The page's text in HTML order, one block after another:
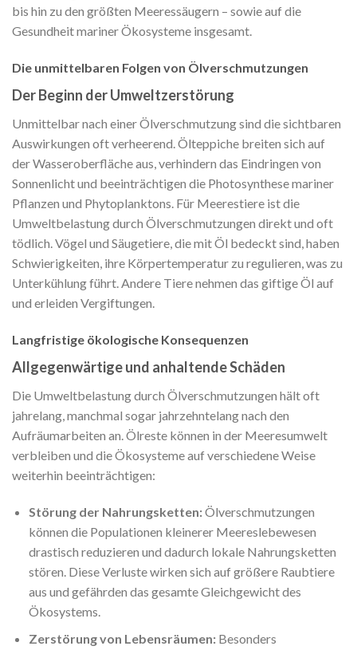
bis hin zu den größten Meeressäugern – sowie auf die
Gesundheit mariner Ökosysteme insgesamt.
Die unmittelbaren Folgen von Ölverschmutzungen
Der Beginn der Umweltzerstörung
Unmittelbar nach einer Ölverschmutzung sind die sichtbaren
Auswirkungen oft verheerend. Ölteppiche breiten sich auf
der Wasseroberfläche aus, verhindern das Eindringen von
Sonnenlicht und beeinträchtigen die Photosynthese mariner
Pflanzen und Phytoplanktons. Für Meerestiere ist die
Umweltbelastung durch Ölverschmutzungen direkt und oft
tödlich. Vögel und Säugetiere, die mit Öl bedeckt sind, haben
Schwierigkeiten, ihre Körpertemperatur zu regulieren, was zu
Unterkühlung führt. Andere Tiere nehmen das giftige Öl auf
und erleiden Vergiftungen.
Langfristige ökologische Konsequenzen
Allgegenwärtige und anhaltende Schäden
Die Umweltbelastung durch Ölverschmutzungen hält oft
jahrelang, manchmal sogar jahrzehntelang nach den
Aufräumarbeiten an. Ölreste können in der Meeresumwelt
verbleiben und die Ökosysteme auf verschiedene Weise
weiterhin beeinträchtigen:
Störung der Nahrungsketten:Ölverschmutzungen
können die Populationen kleinerer Meereslebewesen
drastisch reduzieren und dadurch lokale Nahrungsketten
stören. Diese Verluste wirken sich auf größere Raubtiere
aus und gefährden das gesamte Gleichgewicht des
Ökosystems.
Zerstörung von Lebensräumen:Besonders